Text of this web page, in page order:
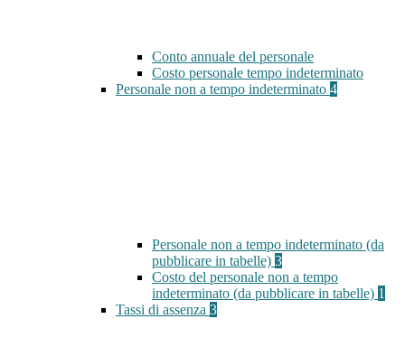
Conto annuale del personale
Costo personale tempo indeterminato
Personale non a tempo indeterminato 4
Personale non a tempo indeterminato (da
pubblicare in tabelle) 3
Costo del personale non a tempo
indeterminato (da pubblicare in tabelle) 1
Tassi di assenza 3